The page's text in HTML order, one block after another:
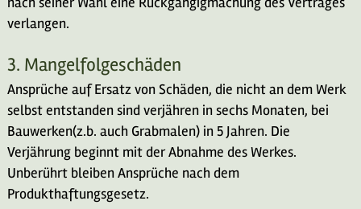
verlangen.
3. Mangelfolgeschäden
Ansprüche auf Ersatz von Schäden, die nicht an dem Werk
selbst entstanden sind verjähren in sechs Monaten, bei
Bauwerken(z.b. auch Grabmalen) in 5 Jahren. Die
Verjährung beginnt mit der Abnahme des Werkes.
Unberührt bleiben Ansprüche nach dem
Produkthaftungsgesetz.